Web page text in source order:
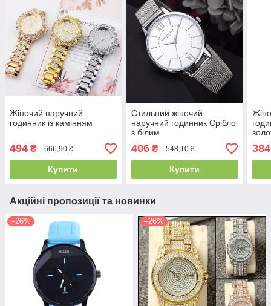
Жіночий наручний
годинник із камінням
494 ₴ 666,90 ₴
Купити
Стильний жіночий
наручний годинник Срібло
з білим
406₴ 548,10 ₴
Купити
384
Акційні пропозиції та новинки
–26% –26%